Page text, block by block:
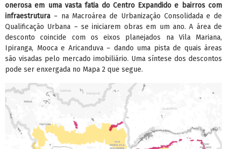
onerosa em uma vasta fatia do Centro Expandido e bairros com
infraestrutura– na Macroárea de Urbanização Consolidada e de
Qualificação Urbana – se iniciarem obras em um ano. A área de
desconto coincide com os eixos planejados na Vila Mariana,
Ipiranga, Mooca e Aricanduva – dando uma pista de quais áreas
são visadas pelo mercado imobiliário. Uma síntese dos descontos
pode ser enxergada no Mapa 2 que segue.